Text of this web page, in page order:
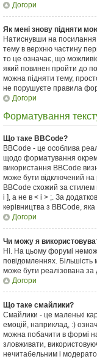
Догори
Як мені знову підняти
Натиснувши на посилання
тему в верхню частину
то це означає, що
який повинен пройти до
можна підняти тему,
не порушуєте правила
Догори
Форматування
Що таке BBCode?
BBCode - це особлива
щодо форматування
використання BBCode
може бути відключений на
BBCode схожий за
і ], а не в < і > ;. За
керівництва з BBCode,
Догори
Чи можу я
Ні. На цьому форумі
повідомленнях.
може бути реалізована
Догори
Що таке смайлики?
Смайлики - це маленькі
емоцій, наприклад, :)
можна побачити в формі
зловживати,
нечитабельним і